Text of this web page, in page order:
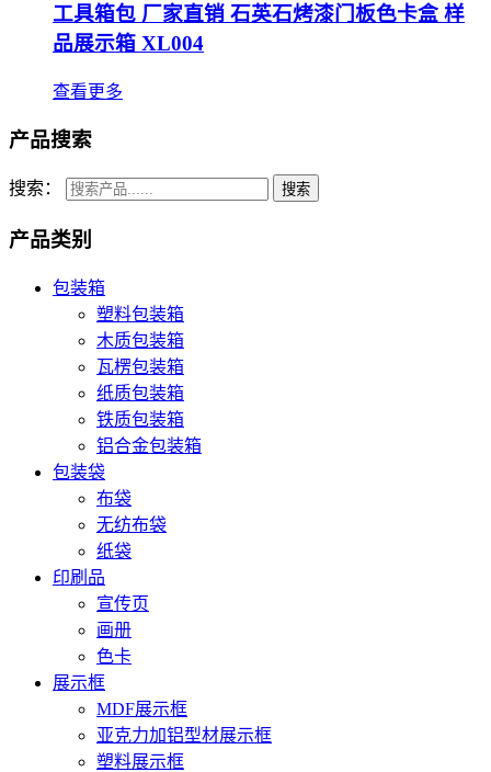
工具箱包 厂家直销 石英石烤漆门板色卡盒 样
品展示箱 XL004
查看更多
产品搜索
搜索：
产品类别
包装箱
塑料包装箱
木质包装箱
瓦楞包装箱
纸质包装箱
铁质包装箱
铝合金包装箱
包装袋
布袋
无纺布袋
纸袋
印刷品
宣传页
画册
色卡
展示框
MDF展示框
亚克力加铝型材展示框
塑料展示框